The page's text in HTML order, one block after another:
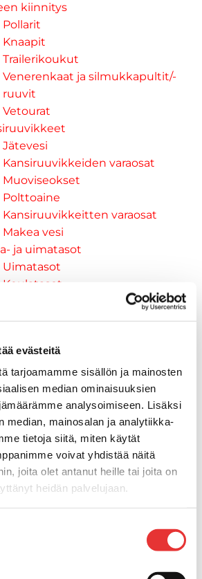
evästeitä
tarjoamamme sisällön ja mainosten
median ominaisuuksien
analysoimiseen. Lisäksi
median, mainosalan ja analytiikka-
tietoja siitä, miten käytät
voivat yhdistää näitä
joita olet antanut heille tai joita on
heidän palvelujaan.
kiinnitys
Pollarit
Knaapit
Trailerikoukut
Venerenkaat ja silmukkapultit/-
ruuvit
Vetourat
Jätevesi
Kansiruuvikkeiden varaosat
Muoviseokset
Polttoaine
Kansiruuvikkeitten varaosat
Makea vesi
ja uimatasot
Uimatasot
Keulatasot
Galvanoitu
Kevytmetalli
Muovia
sisustus ja astiat
Venetuolit ja -tuolinjalat
Pöydät ja istuimet
Venetuolit
Tuolinjalat
Tuolit
ikkunat ja verhot
Verhot